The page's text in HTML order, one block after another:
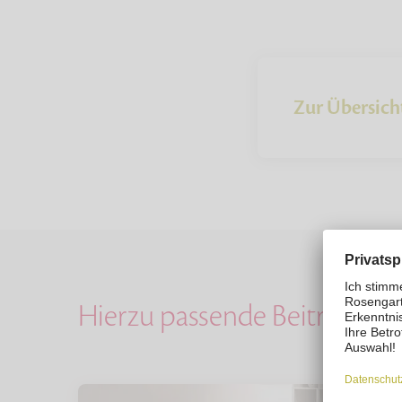
Zur
Hierzu passende Beiträge